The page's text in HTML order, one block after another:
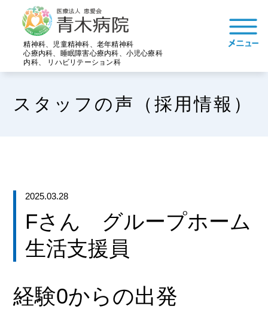
精神科、児童精神科、老年精神科
心療内科、睡眠障害心療内科、小児心療科
内科、 リハビリテーション科
スタッフの声（採用情報）
2025.03.28
Fさん グループホーム
生活支援員
経験0からの出発